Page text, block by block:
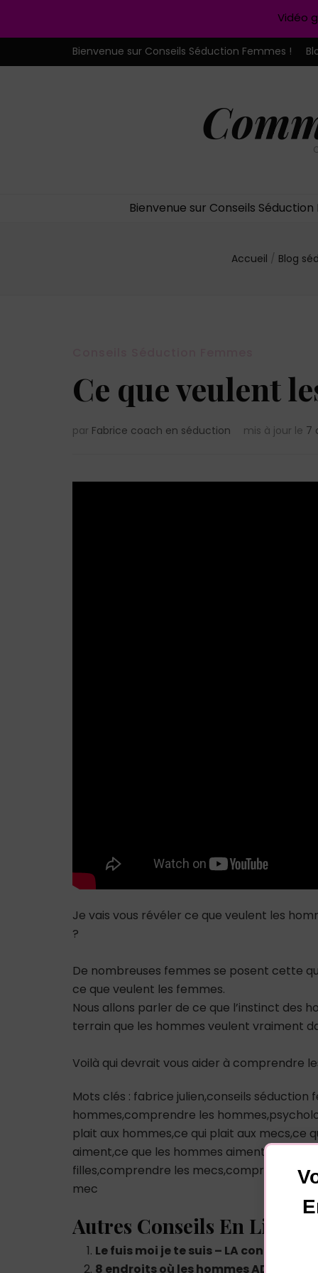
Bienvenue sur Conseils Séduction Femmes !
Bienvenue sur Conseils Séduction
Accueil / Blog
Ce que veulent
par Fabrice coach en séduction mis à jour le 7
Je vais vous révéler ce que veulent les
?
De nombreuses femmes se posent cette
ce que veulent les femmes.
Nous allons parler de ce que l’instinct des
terrain que les hommes veulent vraiment
Voilà qui devrait vous aider à comprendre
Mots clés : fabrice julien,conseils
hommes,comprendre les
plait aux hommes,ce qui plait aux mecs,ce
aiment,ce que les hommes aiment chez
filles,comprendre les mecs,comprendre
mec
Autres Conseils En Lien :
Le fuis moi je te suis – LA condition
8 endroits où les hommes ADORENT
Vidéo